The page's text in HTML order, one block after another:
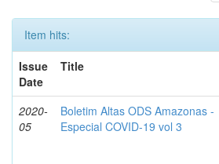
Item hits:
Issue
Date
Title
2020-
05
Boletim Altas ODS Amazonas -
Especial COVID-19 vol 3